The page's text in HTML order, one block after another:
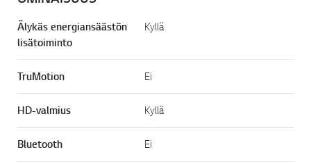
Älykäs energiansäästön
lisätoiminto
Kyllä
TruMotion Ei
HD-valmius Kyllä
Bluetooth Ei